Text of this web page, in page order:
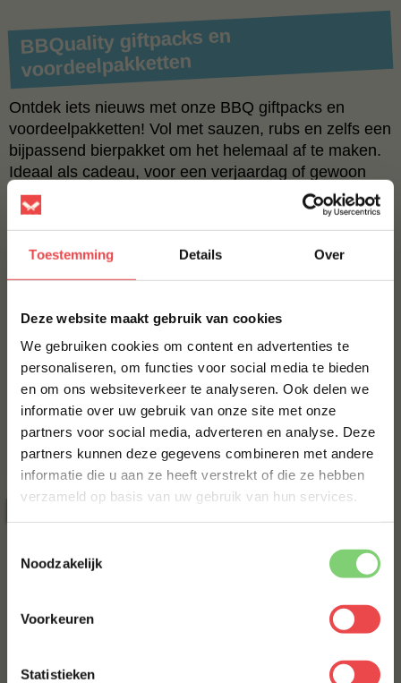
Toestemming Details Over
Deze website maakt gebruik van cookies
We gebruiken cookies om content en advertenties te
personaliseren, om functies voor social media te bieden
en om ons websiteverkeer te analyseren. Ook delen we
informatie over uw gebruik van onze site met onze
partners voor social media, adverteren en analyse. Deze
partners kunnen deze gegevens combineren met andere
informatie die u aan ze heeft verstrekt of die ze hebben
verzameld op basis van uw gebruik van hun services.
Noodzakelijk
Voorkeuren
Statistieken
BBQuality giftpacks en
voordeelpakketten
Ontdek iets nieuws met onze BBQ giftpacks en
voordeelpakketten! Vol met sauzen, rubs en zelfs een
bijpassend bierpakket om het helemaal af te maken.
Ideaal als cadeau, voor een verjaardag of gewoon
omdat goede smaak altijd een goed idee is.
BBQuality Essentials
€ 19,50
BBQuality Bierpakket
€ 19,95
voordeelpakket
10% korting op je
eerste bestelling*
Schrijf je in voor onze nieuwsbrief en ontvang direct
10% korting op jouw eerste bestelling.
VOORNAAM
ACHTERNAAM